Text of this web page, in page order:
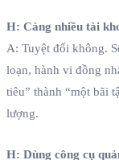
H: Càng nhiều tài
A: Tuyệt đối không.
loạn, hành vi đồng
tiêu” thành “một bãi
lượng.
H: Dùng công cụ